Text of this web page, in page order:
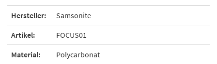
Hersteller: Samsonite
Artikel: FOCUS01
Material: Polycarbonat